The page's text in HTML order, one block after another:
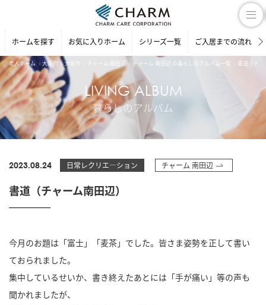
ホームを探す お気に入りホーム シリーズ一覧 ご入居までの流れ
老人ホーム 大阪府 大阪市 チャーム 南田辺 チャーム 南田辺 の暮らしのアルバム一覧 書道（チ
LIVING ALBUM
暮らしのアルバム
2023.08.24 日常レクリエ―ション チャーム 南田辺
書道（チャーム南田辺）
今月のお題は「富士」「麦茶」でした。皆さま姿勢を正して書い
ておられました。
集中しているせいか、書き終えたあとには「手が痛い」等の声も
聞かれましたが、